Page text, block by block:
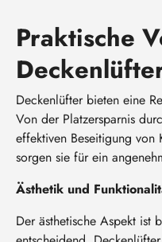
Praktische
Deckenlüfter bieten eine
Von der Platzersparnis
effektiven Beseitigung von
sorgen sie für ein
Ästhetik und
Der ästhetische Aspekt ist